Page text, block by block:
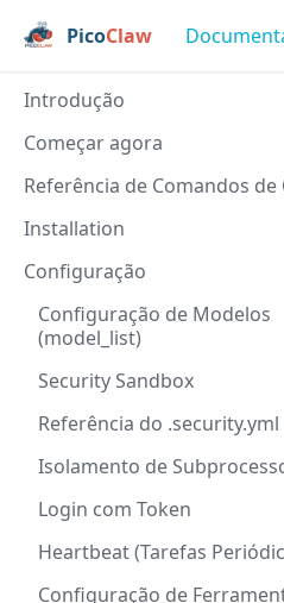
PicoClaw
Introdução
Começar agora
Referência de Comandos de
Installation
Configuração
Configuração de Modelos
(model_list)
Security Sandbox
Referência do .security.yml
Isolamento de
Login com Token
Heartbeat (Tarefas
Configuração de